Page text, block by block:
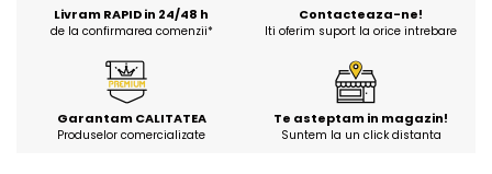
Livram RAPID in 24/48 h
de la confirmarea comenzii*
Contacteaza-ne!
Iti oferim suport la orice intrebare
Garantam CALITATEA
Produselor comercializate
Te asteptam in magazin!
Suntem la un click distanta